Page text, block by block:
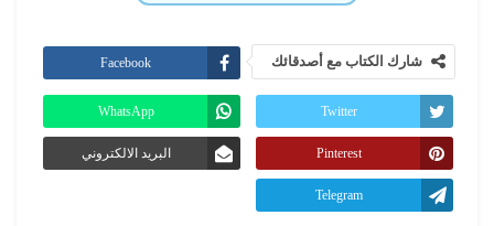
شارك الكتاب مع أصدقائك Facebook
Twitter
WhatsApp
Pinterest البريد الالكتروني
Telegram